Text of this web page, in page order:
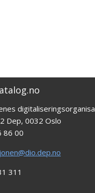
Dep, 0032 Oslo
86 00
311